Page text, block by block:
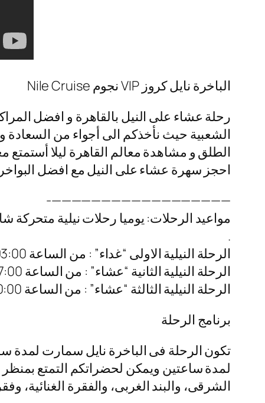
الباخرة نايل كروز VIP نجوم Nile Cruise
رحلة عشاء على النيل بالقاهرة و افضل
الشعبية حيث نأخذكم الى أجواء من السعادة و
الطلق و مشاهدة معالم القاهرة ليلا أستمتع
احجز سهرة عشاء على النيل مع افضل البواخر
——————————————————-
مواعيد الرحلات: يوميا رحلات نيلية متحركة
.
الرحلة النيلية الاولى “غداء” : من الساعة 03:00 م – 06:00 م
الرحلة النيلية الثانية “عشاء” : من الساعة 07:00 م – 10:00 م
الرحلة النيلية الثالثة “عشاء” : من الساعة 10:00 م – 01:00 ص
برنامج الرحلة
تكون الرحلة فى الباخرة نايل سمارت لمدة
لمدة ساعتين ويمكن لحضراتكم التمتع بمنظر
الشرقى، والبند الغربى، والفقرة الغنائية،